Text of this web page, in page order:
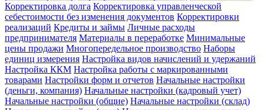
Корректировка долга Корректировка управленческой
себестоимости без изменения документов Корректировки
реализаций Кредиты и займы Личные расходы
предпринимателя Материалы в переработке Минимальные
цены продажи Многопередельное производство Наборы
единиц измерения Настройка видов начислений и удержаний
Настройка ККМ Настройка работы с маркированными
товарами Настройки форм и отчетов Начальные настройки
(деньги, компания) Начальные настройки (кадровый учет)
Начальные настройки (общие) Начальные настройки (склад)